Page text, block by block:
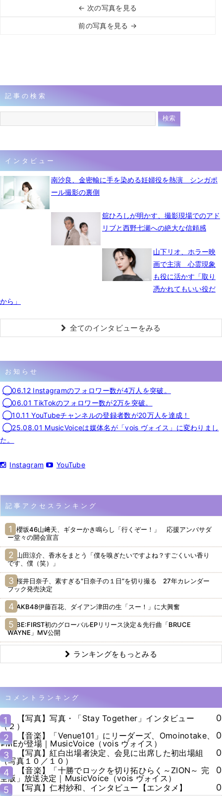
← 次の写真を見る
前の写真を見る →
記事の検索
インタビュー
南沙良、金密輸に手を染める妊婦役を熱演 シンガポ
ール撮影の裏側
舘ひろしが明かす、撮影現場でのアド
リブと西野七瀬への絶大な信頼感
山下リオ、ホラー映
画で主演 心霊現象
も役に活かす「取り
憑かれてもいい役だ
から」
全てのインタビューをみる
お知らせ
◯06.12 Instagramのフォロワー数が4万人を突破。
◯06.01 TikTokのフォロワー数が2万を突破。
◯10.11 YouTubeチャンネルの登録者数が20万人を達成！
◯25.08.01 MusicVoiceは媒体名が「vois ヴォイス」に変わりまし
た。
Instagram YouTube
記事アクセスランキング
櫻坂46山﨑天、ギターかき鳴らし「行くぞー！」 応援アンバサダ
ー堂々の開会宣言
山田涼介、香水をまとう「僕を嗅ぎたいですよね？すごくいい香り
です、僕（笑）」
桜井日奈子、素すぎる“日奈子の１日”を切り撮る 27年カレンダー
ブック発売決定
AKB48伊藤百花、ダイアン津田の生「スー！」に大興奮
BE:FIRST初のグローバルEPリリース決定＆先行曲「BRUCE
WAYNE」MV公開
ランキングをもっとみる
コメントランキング
1
【写真】写真・「Stay Together」インタビュー
（２）
0
2
【音楽】「Venue101」にリーダーズ、Omoinotake、
≠MEが登場｜MusicVoice（vois ヴォイス）
0
3
【写真】紅白出場者決定、会見に出席した初出場組
（写真１０／１０）
0
4
【音楽】「十勝でロックを切り拓ひらく～ZION～ 完
全版」放送決定｜MusicVoice（vois ヴォイス）
0
5
【写真】仁村紗和、インタビュー【エンタメ】 0